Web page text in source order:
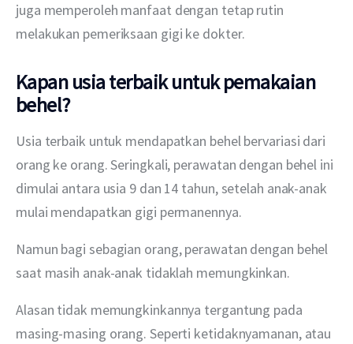
juga memperoleh manfaat dengan tetap rutin
melakukan pemeriksaan gigi ke dokter.
Kapan usia terbaik untuk pemakaian
behel?
Usia terbaik untuk mendapatkan behel bervariasi dari
orang ke orang. Seringkali, perawatan dengan behel ini
dimulai antara usia 9 dan 14 tahun, setelah anak-anak
mulai mendapatkan gigi permanennya.
Namun bagi sebagian orang, perawatan dengan behel
saat masih anak-anak tidaklah memungkinkan.
Alasan tidak memungkinkannya tergantung pada
masing-masing orang. Seperti ketidaknyamanan, atau